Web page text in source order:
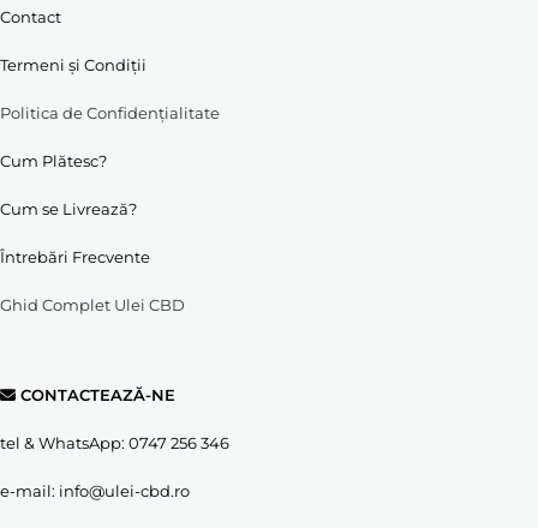
Contact
Termeni și Condiții
Politica de Confidențialitate
Cum Plătesc?
Cum se Livrează?
Întrebări Frecvente
Ghid Complet Ulei CBD
CONTACTEAZĂ-NE
tel & WhatsApp: 0747 256 346
e-mail: info@ulei-cbd.ro